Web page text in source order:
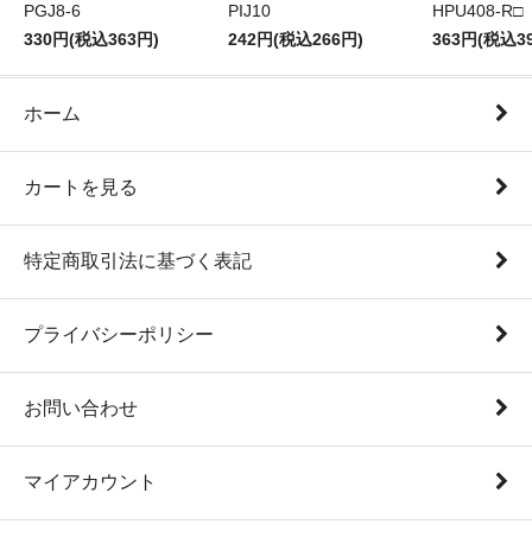
PGJ8-6
330円(税込363円)
PIJ10
242円(税込266円)
HPU408-R□
363円(税込
ホーム
カートを見る
特定商取引法に基づく表記
プライバシーポリシー
お問い合わせ
マイアカウント